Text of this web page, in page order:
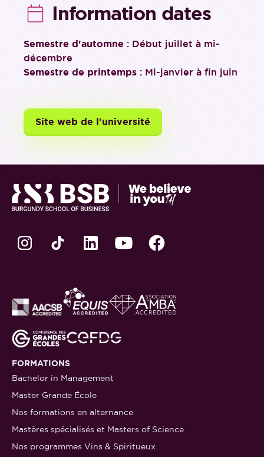
Information dates
Semestre d'automne : Début juillet à mi-
décembre
Semestre de printemps : Mi-janvier à fin juin
Site web de l'université
FORMATIONS
Bachelor in Management
Master Grande École
Nos formations en alternance
Mastères spécialisés et Masters of Science
Nos programmes Vins & Spiritueux